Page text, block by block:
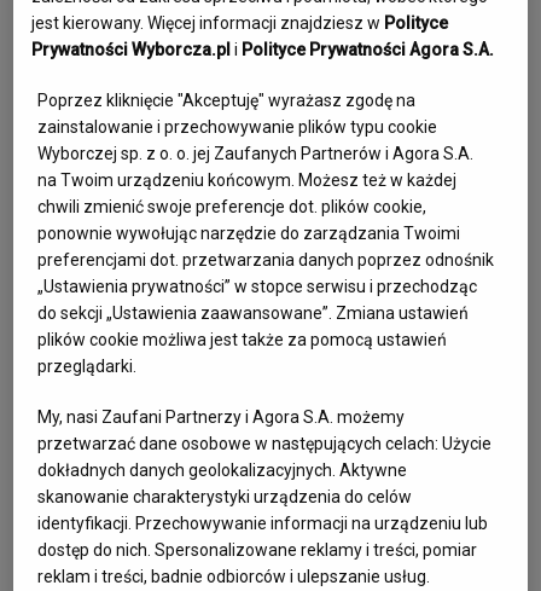
slalomie, slalomie gigancie oraz kombinacji alpejskiej. W
1985 roku na Uniwersjadzie (najważniejszej imprezy dla
studentów) w Belluono we Włoszech zdobyła srebrny
medal. W grudniu 1984 roku we włoskim Madonna di
Campiglio wygrała zawody Pucharu Świata. To jedyne
zwycięstwo w tych zawodach w historii polskiego kobiecego
narciarstwa alpejskiego.
Uczestniczyła w zimowych igrzyskach olimpijskich w
Sarajewie w 1984 oraz cztery lata później w Calgary. Na tej
drugiej imprezie już jako reprezentantka Francji, do której
– wraz z siostrą – wyjechała w czerwcu 1985 roku. Kilka
miesięcy później wyszła za Christiana Mogore (Małgorzata
zaś za młodszego brata Christiana), mieszkała w słynnym
francuskim kurorcie narciarskim Meribel. Po zakończeniu
kariery zawodniczej była instruktorką narciarstwa.
Dorota Tlałka-Mogore w ostatnich latach ciężko chorowała.
Zmarła 26 września 2025 r., została pochowana na
cmentarzu komunalnym przy ul. Nowotarskiej w
jest kierowany. Więcej informacji znajdziesz w Polityce
Prywatności Wyborcza.pl i Polityce Prywatności Agora S.A.
Poprzez kliknięcie "Akceptuję" wyrażasz zgodę na
zainstalowanie i przechowywanie plików typu cookie
Wyborczej sp. z o. o. jej Zaufanych Partnerów i Agora S.A.
na Twoim urządzeniu końcowym. Możesz też w każdej
chwili zmienić swoje preferencje dot. plików cookie,
ponownie wywołując narzędzie do zarządzania Twoimi
preferencjami dot. przetwarzania danych poprzez odnośnik
„Ustawienia prywatności” w stopce serwisu i przechodząc
do sekcji „Ustawienia zaawansowane”. Zmiana ustawień
plików cookie możliwa jest także za pomocą ustawień
przeglądarki.
My, nasi Zaufani Partnerzy i Agora S.A. możemy
przetwarzać dane osobowe w następujących celach:Użycie
dokładnych danych geolokalizacyjnych. Aktywne
skanowanie charakterystyki urządzenia do celów
identyfikacji. Przechowywanie informacji na urządzeniu lub
dostęp do nich. Spersonalizowane reklamy i treści, pomiar
reklam i treści, badnie odbiorców i ulepszanie usług.